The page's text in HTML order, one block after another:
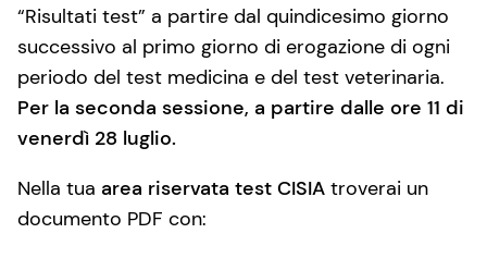
“Risultati test” a partire dal quindicesimo giorno
successivo al primo giorno di erogazione di ogni
periodo del test medicina e del test veterinaria.
Per la seconda sessione, a partire dalle ore 11 di
venerdì 28 luglio.
Nella tua area riservata test CISIA troverai un
documento PDF con: